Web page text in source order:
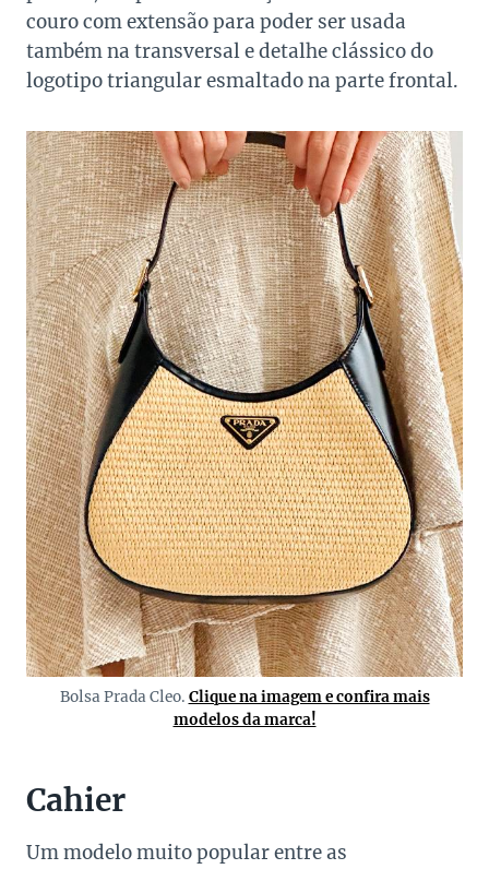
couro com extensão para poder ser usada
também na transversal e detalhe clássico do
logotipo triangular esmaltado na parte frontal.
Bolsa Prada Cleo. Clique na imagem e confira mais
modelos da marca!
Cahier
Um modelo muito popular entre as